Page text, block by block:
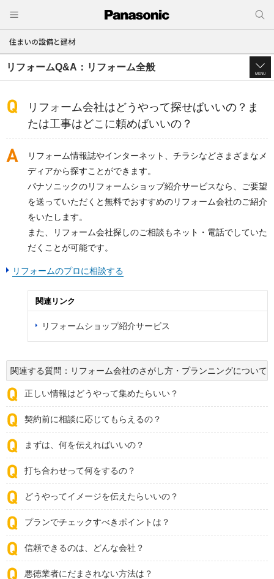
住まいの設備と建材
リフォームQ&A：リフォーム全般
MENU
リフォーム会社はどうやって探せばいいの？ま
たは工事はどこに頼めばいいの？
リフォーム情報誌やインターネット、チラシなどさまざまなメ
ディアから探すことができます。
パナソニックのリフォームショップ紹介サービスなら、ご要望
を送っていただくと無料でおすすめのリフォーム会社のご紹介
をいたします。
また、リフォーム会社探しのご相談もネット・電話でしていた
だくことが可能です。
リフォームのプロに相談する
関連リンク
リフォームショップ紹介サービス
関連する質問：リフォーム会社のさがし方・プランニングについて
正しい情報はどうやって集めたらいい？
契約前に相談に応じてもらえるの？
まずは、何を伝えればいいの？
打ち合わせって何をするの？
どうやってイメージを伝えたらいいの？
プランでチェックすべきポイントは？
信頼できるのは、どんな会社？
悪徳業者にだまされない方法は？